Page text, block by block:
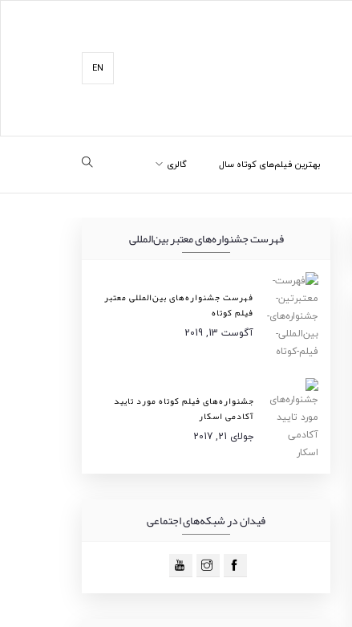
EN
بهترین فیلم‌های کوتاه سال گالری
فهرست جشنواره‌های معتبر بین‌المللی
فهرست جشنواره‌های بین‌المللی معتبر
فیلم کوتاه
آگوست 13, 2019
جشنواره‌های فیلم کوتاه مورد تایید
آکادمی اسکار
جولای 21, 2017
فیدان در شبکه‌های اجتماعی